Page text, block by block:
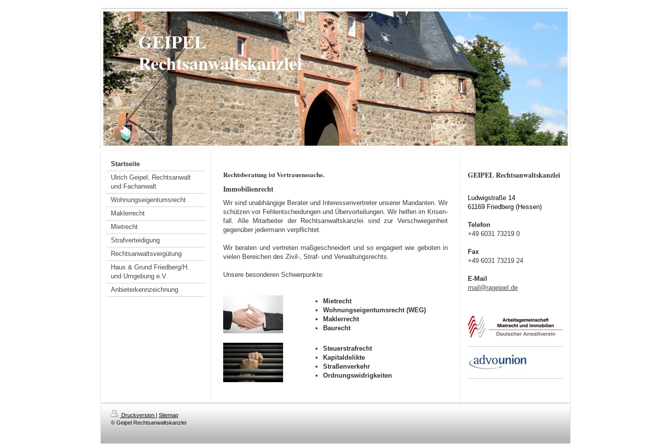
GEIPEL
Rechtsanwaltskanzlei
Startseite
Ulrich Geipel, Rechtsanwalt
und Fachanwalt
Wohnungseigentumsrecht
Maklerrecht
Mietrecht
Strafverteidigung
Rechtsanwaltsvergütung
Haus & Grund Friedberg/H.
und Umgebung e.V.
Anbieterkennzeichnung
Rechtsberatung ist Vertrauenssache.
Immobilienrecht
Wir sind unabhängige Berater und Interessenvertreter unserer Mandanten. Wir
schützen vor Fehlentscheidungen und Übervorteilungen. Wir helfen im Krisen-
fall. Alle Mitarbeiter der Rechtsanwaltskanzlei sind zur Verschwiegenheit
gegenüber jedermann verpflichtet.
Wir beraten und vertreten maßgeschneidert und so engagiert wie geboten in
vielen Bereichen des Zivil-, Straf- und Verwaltungsrechts.
Unsere besonderen Schwerpunkte:
Mietrecht
Wohnungseigentumsrecht (WEG)
Maklerrecht
Baurecht
Steuerstrafrecht
Kapitaldelikte
Straßenverkehr
Ordnungswidrigkeiten
GEIPEL Rechtsanwaltskanzlei
Ludwigstraße 14
61169 Friedberg (Hessen)
Telefon
+49 6031 73219 0
Fax
+49 6031 73219 24
E-Mail
mail@rageipel.de
Druckversion | Sitemap
© Geipel Rechtsanwaltskanzlei